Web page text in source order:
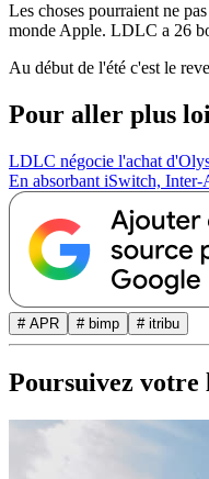
Les choses pourraient ne
monde Apple. LDLC a 26
Au début de l'été c'est le
Pour aller plus
LDLC négocie l'achat
En absorbant iSwitch, Inter-
# APR # bimp # itribu
Poursuivez votre